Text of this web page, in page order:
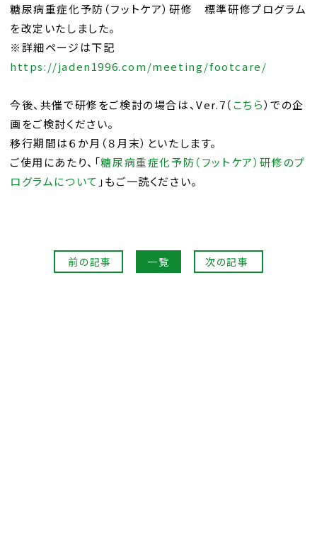
糖尿病重症化予防（フットケア）研修 標準研修プログラム
を改定いたしました。
※詳細ページは下記
https://jaden1996.com/meeting/footcare/
今後、共催で研修をご検討の場合は、Ver.7（こちら）での企
画をご検討ください。
移行期間は６か月（８月末）といたします。
ご使用にあたり、「糖尿病重症化予防（フットケア）研修のプ
ログラムについて 」もご一読ください。
前の記事 一覧 次の記事